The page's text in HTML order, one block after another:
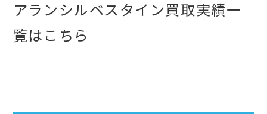
アランシルベスタイン買取実績一
覧はこちら